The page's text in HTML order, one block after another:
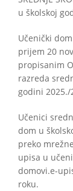
u školskoj
Učenički
prijem 20
propisanim
razreda
godini 2025./
Učenici
dom u
preko
upisa u
domovi.e-
roku.